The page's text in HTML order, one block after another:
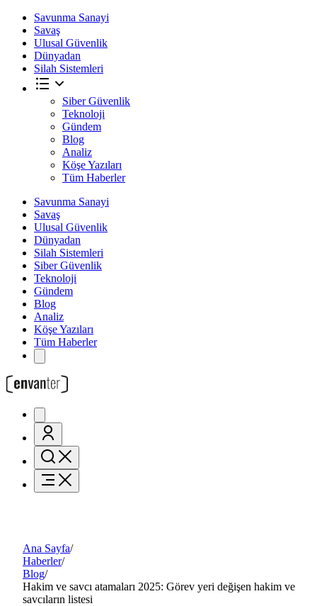
Savunma Sanayi
Savaş
Ulusal Güvenlik
Dünyadan
Silah Sistemleri
Siber Güvenlik
Teknoloji
Gündem
Blog
Analiz
Köşe Yazıları
Tüm Haberler
Savunma Sanayi
Savaş
Ulusal Güvenlik
Dünyadan
Silah Sistemleri
Siber Güvenlik
Teknoloji
Gündem
Blog
Analiz
Köşe Yazıları
Tüm Haberler
Ana Sayfa/
Haberler/
Blog/
Hakim ve savcı atamaları 2025: Görev yeri değişen hakim ve
savcıların listesi